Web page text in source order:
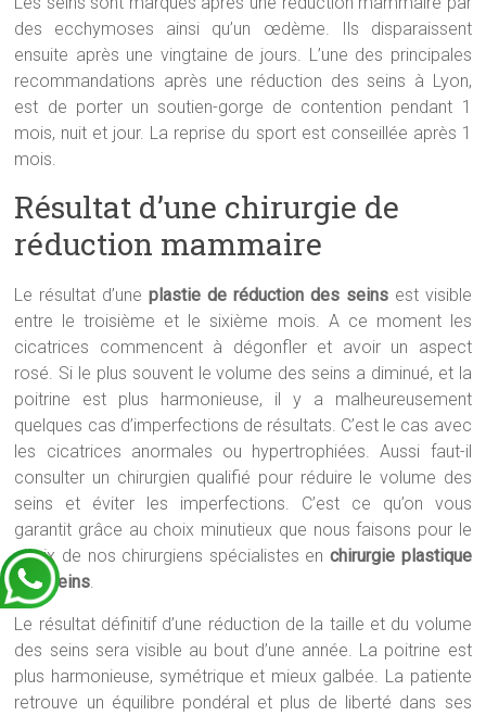
des ecchymoses ainsi qu’un œdème. Ils disparaissent
ensuite après une vingtaine de jours. L’une des principales
recommandations après une réduction des seins à Lyon,
est de porter un soutien-gorge de contention pendant 1
mois, nuit et jour. La reprise du sport est conseillée après 1
mois.
Résultat d’une chirurgie de
réduction mammaire
Le résultat d’uneplastie de réduction des seinsest visible
entre le troisième et le sixième mois. A ce moment les
cicatrices commencent à dégonfler et avoir un aspect
rosé. Si le plus souvent le volume des seins a diminué, et la
poitrine est plus harmonieuse, il y a malheureusement
quelques cas d’imperfections de résultats. C’est le cas avec
les cicatrices anormales ou hypertrophiées. Aussi faut-il
consulter un chirurgien qualifié pour réduire le volume des
seins et éviter les imperfections. C’est ce qu’on vous
garantit grâce au choix minutieux que nous faisons pour le
choix de nos chirurgiens spécialistes en chirurgie plastique
des seins.
Le résultat définitif d’une réduction de la taille et du volume
des seins sera visible au bout d’une année. La poitrine est
plus harmonieuse, symétrique et mieux galbée. La patiente
retrouve un équilibre pondéral et plus de liberté dans ses